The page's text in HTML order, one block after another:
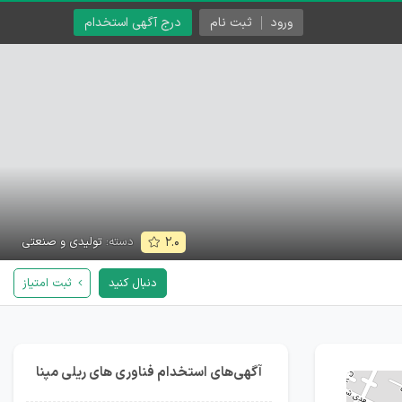
درج آگهی استخدام ورود ثبت نام
۲.۰ دسته: تولیدی و صنعتی
دنبال کنید ثبت امتیاز
آگهی‌های استخدام فناوری های ریلی مپنا